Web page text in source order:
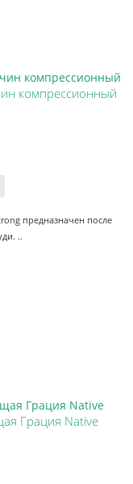
компрессионный
предназначен после
..
Грация Native